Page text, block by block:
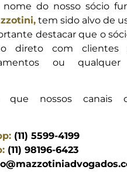
do nosso sócio
tem sido alvo de
destacar que o
direto com clientes
ou
que nossos canais
(11) 5599-4199
(11) 98196-6423